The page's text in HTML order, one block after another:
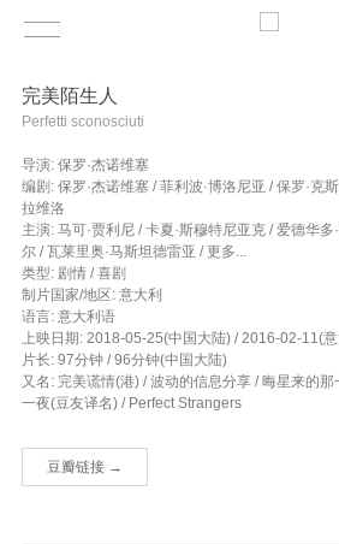
完美陌生人
Perfetti sconosciuti
导演: 保罗·杰诺维塞
编剧: 保罗·杰诺维塞 / 菲利波·博洛尼亚 / 保罗·克
拉维洛
主演: 马可·贾利尼 / 卡夏·斯穆特尼亚克 / 爱德华多
尔 / 瓦莱里奥·马斯坦德雷亚 / 更多...
类型: 剧情 / 喜剧
制片国家/地区: 意大利
语言: 意大利语
上映日期: 2018-05-25(中国大陆) / 2016-02-11(
片长: 97分钟 / 96分钟(中国大陆)
又名: 完美谎情(港) / 波动的信息分享 / 晦星来的
一夜(豆友译名) / Perfect Strangers
豆瓣链接 →